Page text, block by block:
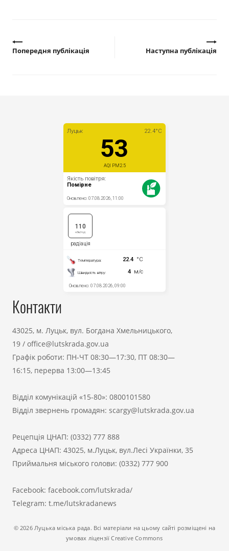
Попередня публікація Наступна публікація
Контакти
43025, м. Луцьк, вул. Богдана Хмельницького,
19 / office@lutskrada.gov.ua
Графік роботи: ПН-ЧТ 08:30—17:30, ПТ 08:30—
16:15, перерва 13:00—13:45
Відділ комунікацій «15-80»: 0800101580
Відділ звернень громадян: scargy@lutskrada.gov.ua
Рецепція ЦНАП: (0332) 777 888
Адреса ЦНАП: 43025, м.Луцьк, вул.Лесі Українки, 35
Приймальня міського голови: (0332) 777 900
Facebook: facebook.com/lutskrada/
Telegram: t.me/lutskradanews
© 2026 Луцька міська рада. Всі матеріали на цьому сайті розміщені на
умовах ліцензії Creative Commons